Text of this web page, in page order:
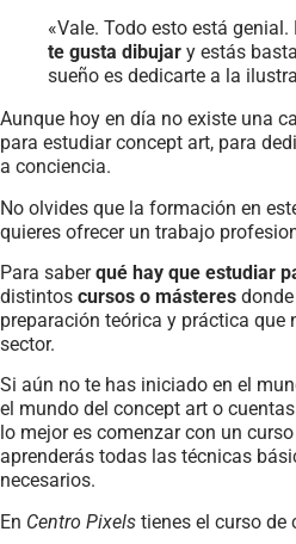
«Vale. Todo esto está genial.
te gusta dibujar y estás
sueño es dedicarte a la
Aunque hoy en día no existe una
para estudiar concept art, para
a conciencia.
No olvides que la formación en
quieres ofrecer un trabajo
Para saberqué hay que estudiar
distintos cursos o másteres
preparación teórica y práctica que
sector.
Si aún no te has iniciado en el
el mundo del concept art o
lo mejor es comenzar con un
aprenderás todas las técnicas
necesarios.
En Centro Pixels tienes el curso de